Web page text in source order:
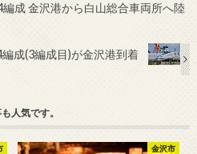
成 金沢港から白山総合車両所へ陸
成(3編成目)が金沢港到着
人気です。
金沢市